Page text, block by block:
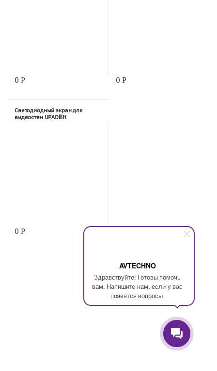
AVTECHNO
Здравствуйте! Готовы помочь
вам. Напишите нам, если у вас
появятся вопросы.
0 Р 0 Р
Светодиодный экран для
видеостен UPADⅢH
0 Р